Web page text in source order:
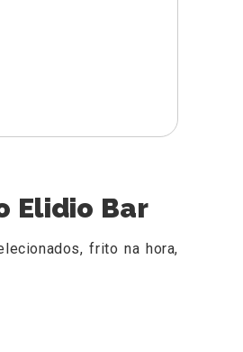
Elidio Bar
frito na hora,